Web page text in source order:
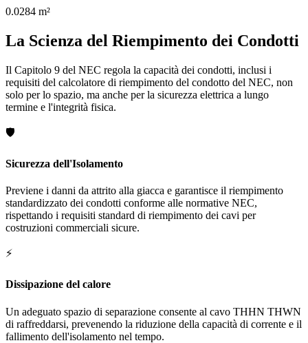
0.0284 m²
La Scienza del Riempimento dei Condotti
Il Capitolo 9 del NEC regola la capacità dei condotti, inclusi i
requisiti del calcolatore di riempimento del condotto del NEC, non
solo per lo spazio, ma anche per la sicurezza elettrica a lungo
termine e l'integrità fisica.
🛡️
Sicurezza dell'Isolamento
Previene i danni da attrito alla giacca e garantisce il riempimento
standardizzato dei condotti conforme alle normative NEC,
rispettando i requisiti standard di riempimento dei cavi per
costruzioni commerciali sicure.
⚡
Dissipazione del calore
Un adeguato spazio di separazione consente al cavo THHN THWN
di raffreddarsi, prevenendo la riduzione della capacità di corrente e il
fallimento dell'isolamento nel tempo.